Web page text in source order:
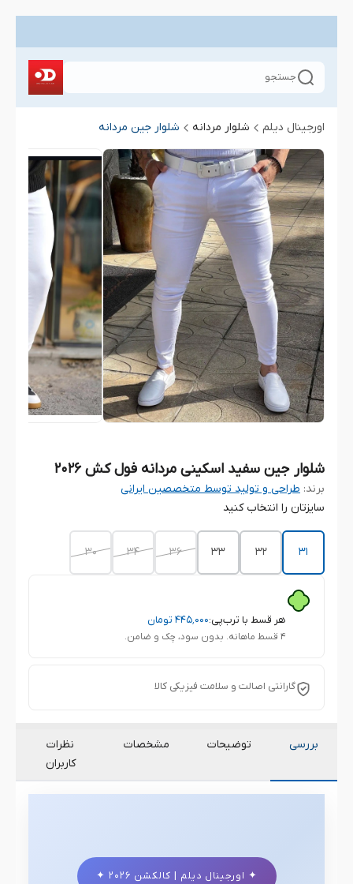
جستجو
اورجینال دیلم شلوار مردانه شلوار جین مردانه
شلوار جین سفید اسکینی مردانه فول کش 2026
برند: طراحی و تولید توسط متخصصین ایرانی
سایزتان را انتخاب کنید
۳۱ ۳۲ ۳۳ ۳۶ ۳۴ 30
هر قسط با ترب‌پی:۴۴۵٬۰۰۰ تومان
۴ قسط ماهانه. بدون سود، چک و ضامن.
گارانتی اصالت و سلامت فیزیکی کالا
بررسی توضیحات مشخصات
نظرات
کاربران
✦ اورجینال دیلم | کالکشن ۲۰۲۶ ✦